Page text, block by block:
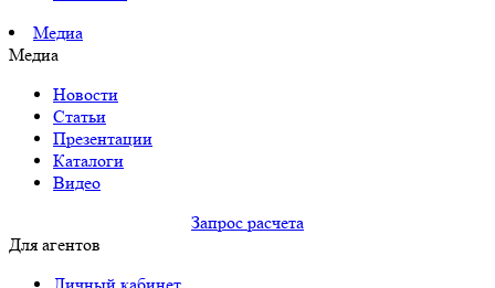
Медиа
Медиа
Новости
Статьи
Презентации
Каталоги
Видео
Запрос расчета
Для агентов